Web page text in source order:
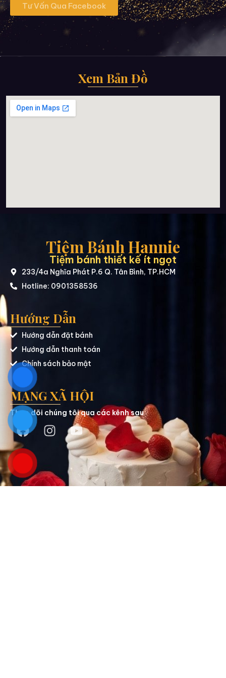
Tư Vấn Qua Facebook
Xem Bản Đồ
Tiệm Bánh Hannie
Tiệm bánh thiết kế ít ngọt
233/4a Nghĩa Phát P.6 Q. Tân Bình, TP.HCM
Hotline: 0901358536
Hướng Dẫn
Hướng dẫn đặt bánh
Hướng dẫn thanh toán
Chính sách bảo mật
MẠNG XÃ HỘI
Theo dõi chúng tôi qua các kênh sau